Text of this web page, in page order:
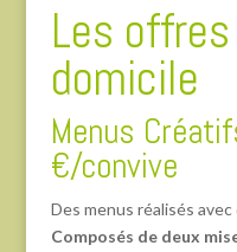
Les
domicile
Menus
€/convive
Des menus réalisés
Composés de deux